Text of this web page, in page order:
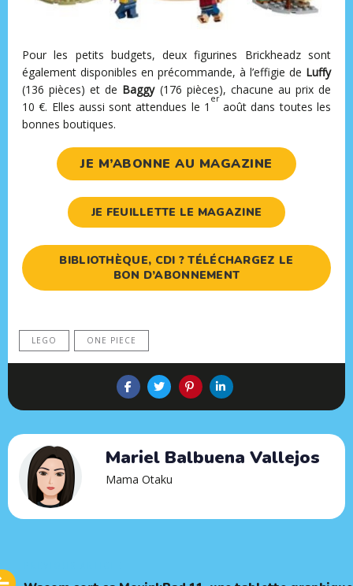
Pour les petits budgets, deux figurines Brickheadz sont
également disponibles en précommande, à l’effigie de Luffy
(136 pièces) et de Baggy(176 pièces), chacune au prix de
10 €. Elles aussi sont attendues le 1
er
août dans toutes les
bonnes boutiques.
JE M’ABONNE AU MAGAZINE
JE FEUILLETTE LE MAGAZINE
BIBLIOTHÈQUE, CDI ? TÉLÉCHARGEZ LE
BON D’ABONNEMENT
LEGO ONE PIECE
Mariel Balbuena Vallejos
Mama Otaku
Article